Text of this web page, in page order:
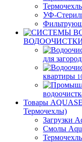
УФ-
для
квартиры
Товары
Термочехлы)
Загрузки
Смолы